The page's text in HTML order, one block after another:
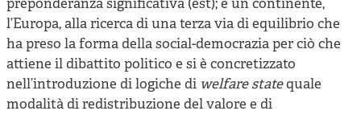
preponderanza significativa (est); e un continente,
l’Europa, alla ricerca di una terza via di equilibrio che
ha preso la forma della social-democrazia per ciò che
attiene il dibattito politico e si è concretizzato
nell’introduzione di logiche di welfare statequale
modalità di redistribuzione del valore e di